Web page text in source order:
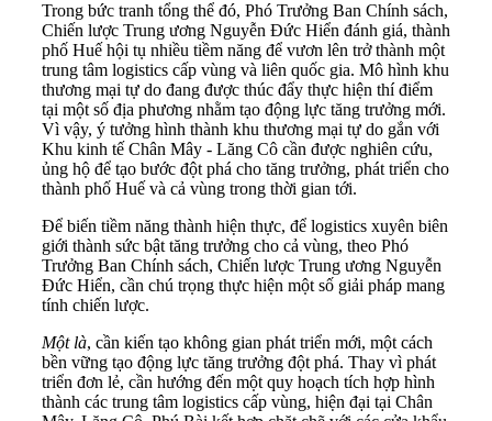
Trong bức tranh tổng thể đó, Phó Trưởng Ban Chính sách,
Chiến lược Trung ương Nguyễn Đức Hiển đánh giá, thành
phố Huế hội tụ nhiều tiềm năng để vươn lên trở thành một
trung tâm logistics cấp vùng và liên quốc gia. Mô hình khu
thương mại tự do đang được thúc đẩy thực hiện thí điểm
tại một số địa phương nhằm tạo động lực tăng trưởng mới.
Vì vậy, ý tưởng hình thành khu thương mại tự do gắn với
Khu kinh tế Chân Mây - Lăng Cô cần được nghiên cứu,
ủng hộ để tạo bước đột phá cho tăng trưởng, phát triển cho
thành phố Huế và cả vùng trong thời gian tới.
Để biến tiềm năng thành hiện thực, để logistics xuyên biên
giới thành sức bật tăng trưởng cho cả vùng, theo Phó
Trưởng Ban Chính sách, Chiến lược Trung ương Nguyễn
Đức Hiển, cần chú trọng thực hiện một số giải pháp mang
tính chiến lược.
Một là, cần kiến tạo không gian phát triển mới, một cách
bền vững tạo động lực tăng trưởng đột phá. Thay vì phát
triển đơn lẻ, cần hướng đến một quy hoạch tích hợp hình
thành các trung tâm logistics cấp vùng, hiện đại tại Chân